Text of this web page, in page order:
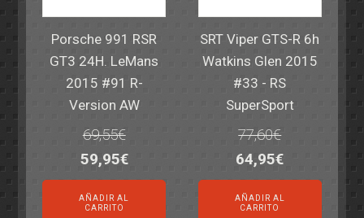
Porsche 991 RSR
GT3 24H. LeMans
2015 #91 R-
Version AW
69,55€
El
precio
original
59,95€El
precio
actual
AÑADIR AL
CARRITO
SRT Viper GTS-R 6h
Watkins Glen 2015
#33 - RS
SuperSport
77,60€
El
precio
original
64,95€El
precio
actual
AÑADIR AL
CARRITO